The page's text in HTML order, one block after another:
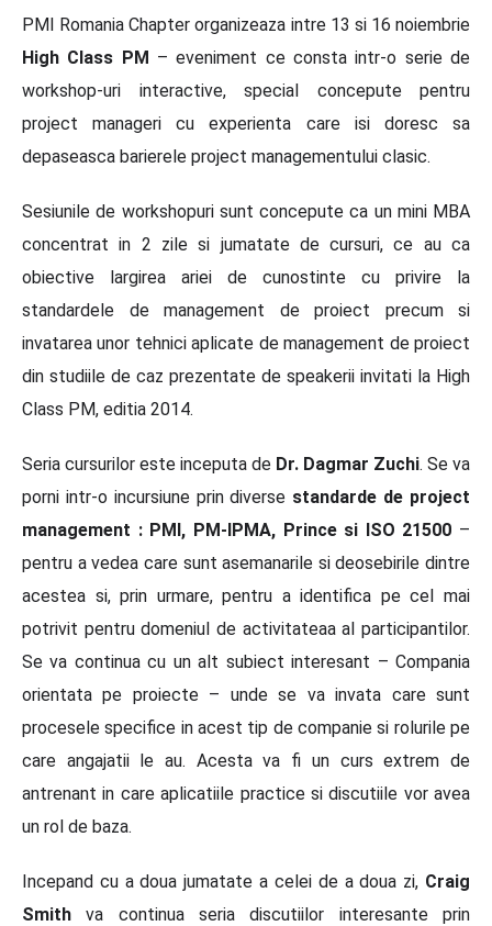
PMI Romania Chapter organizeaza intre 13 si 16 noiembrie
High Class PM – eveniment ce consta intr-o serie de
workshop-uri interactive, special concepute pentru
project manageri cu experienta care isi doresc sa
depaseasca barierele project managementului clasic.
Sesiunile de workshopuri sunt concepute ca un mini MBA
concentrat in 2 zile si jumatate de cursuri, ce au ca
obiective largirea ariei de cunostinte cu privire la
standardele de management de proiect precum si
invatarea unor tehnici aplicate de management de proiect
din studiile de caz prezentate de speakerii invitati la High
Class PM, editia 2014.
Seria cursurilor este inceputa de Dr. Dagmar Zuchi. Se va
porni intr-o incursiune prin diverse standarde de project
management : PMI, PM-IPMA, Prince si ISO 21500 –
pentru a vedea care sunt asemanarile si deosebirile dintre
acestea si, prin urmare, pentru a identifica pe cel mai
potrivit pentru domeniul de activitateaa al participantilor.
Se va continua cu un alt subiect interesant – Compania
orientata pe proiecte – unde se va invata care sunt
procesele specifice in acest tip de companie si rolurile pe
care angajatii le au. Acesta va fi un curs extrem de
antrenant in care aplicatiile practice si discutiile vor avea
un rol de baza.
Incepand cu a doua jumatate a celei de a doua zi, Craig
Smith va continua seria discutiilor interesante prin